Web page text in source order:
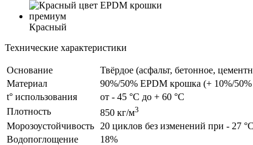
Красный
Технические характеристики
Основание
Твёрдое (асфальт, бетонное,
Материал
90%/50% EPDM крошка (+ 10%/
t° использования
от - 45 °С до + 60 °С
Плотность
850 кг/м3
Морозоустойчивость
20 циклов без изменений при - 27 °С
Водопоглощение
18%